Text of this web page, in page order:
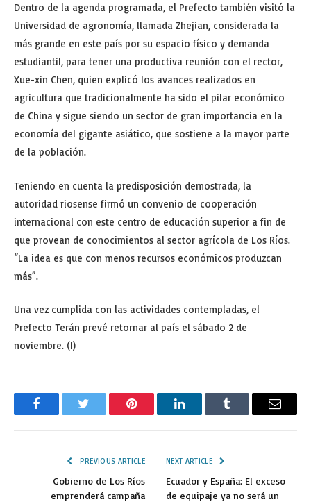
Dentro de la agenda programada, el Prefecto también visitó la
Universidad de agronomía, llamada Zhejian, considerada la
más grande en este país por su espacio físico y demanda
estudiantil, para tener una productiva reunión con el rector,
Xue-xin Chen, quien explicó los avances realizados en
agricultura que tradicionalmente ha sido el pilar económico
de China y sigue siendo un sector de gran importancia en la
economía del gigante asiático, que sostiene a la mayor parte
de la población.
Teniendo en cuenta la predisposición demostrada, la
autoridad riosense firmó un convenio de cooperación
internacional con este centro de educación superior a fin de
que provean de conocimientos al sector agrícola de Los Ríos.
“La idea es que con menos recursos económicos produzcan
más”.
Una vez cumplida con las actividades contempladas, el
Prefecto Terán prevé retornar al país el sábado 2 de
noviembre. (I)
FacebookTwitter Pinterest LinkedInTumblr Email
PREVIOUS ARTICLE
Gobierno de Los Ríos
emprenderá campaña
NEXT ARTICLE
Ecuador y España: El exceso
de equipaje ya no será un